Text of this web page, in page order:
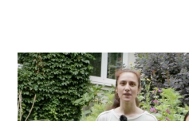
menu
menu